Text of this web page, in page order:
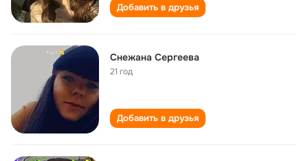
Добавить в друзья
Снежана Сергеева
21 год
Добавить в друзья